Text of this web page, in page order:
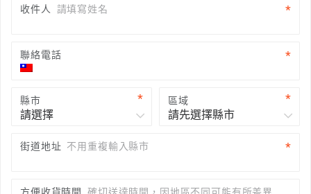
收件人 請填寫姓名
聯絡電話
縣市 區域
街道地址 不用重複輸入縣市
方便收貨時間 確切送達時間，因地區不同可能有所差異